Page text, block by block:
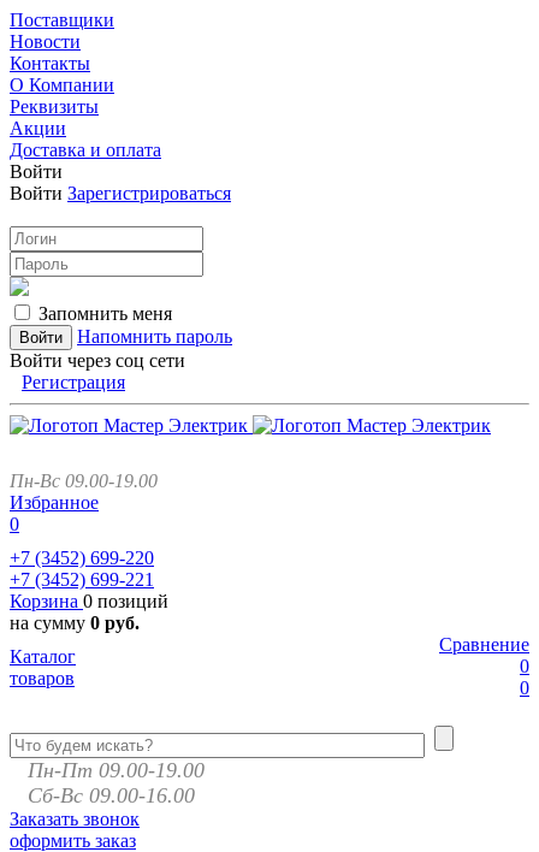
Поставщики
Новости
Контакты
О Компании
Реквизиты
Акции
Доставка и оплата
Войти
Войти Зарегистрироваться
Запомнить меня
Напомнить пароль
Войти через соц сети
Регистрация
Пн-Вс 09.00-19.00
Избранное
0
+7 (3452) 699-220
+7 (3452) 699-221
Корзина 0 позиций
на сумму 0 руб.
Сравнение
0
0
Каталог
товаров
Пн-Пт 09.00-19.00
Сб-Вс 09.00-16.00
Заказать звонок
оформить заказ